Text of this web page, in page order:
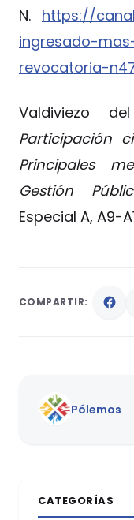
N. https://
ingresado-
revocatoria-
Valdiviezo
Participación
Principales
Gestión
Especial A, A9-
COMPARTIR:
Pólemos
CATEGORÍAS